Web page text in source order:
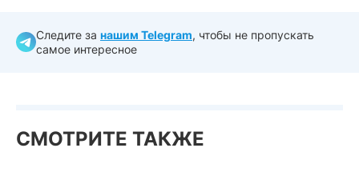
Следите за нашим Telegram, чтобы не пропускать
самое интересное
СМОТРИТЕ ТАКЖЕ